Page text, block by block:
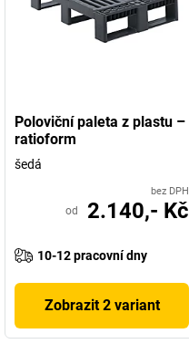
Poloviční paleta z plastu –
ratioform
šedá
bez DPH
od 2.140,- Kč
10-12 pracovní dny
Zobrazit 2 variant